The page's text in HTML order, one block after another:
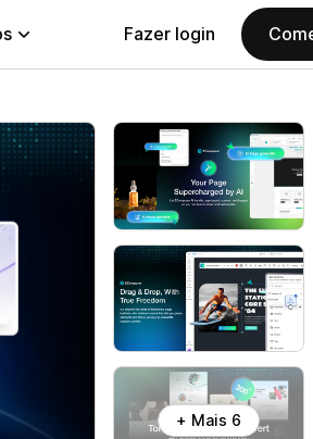
Fazer login
+ Mais 6